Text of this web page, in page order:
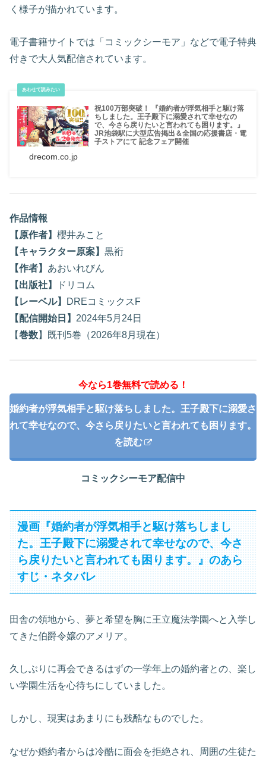
く様子が描かれています。
電子書籍サイトでは「コミックシーモア」などで電子特典
付きで大人気配信されています。
祝100万部突破！ 『婚約者が浮気相手と駆け落
ちしました。王子殿下に溺愛されて幸せなの
で、今さら戻りたいと言われても困ります。』
JR池袋駅に大型広告掲出＆全国の応援書店・電
子ストアにて 記念フェア開催
drecom.co.jp
作品情報
【原作者】 櫻井みこと
【キャラクター原案】 黒裄
【作者】 あおいれびん
【出版社】
ドリコム
【レーベル】
DREコミックスF
【配信開始日】 2024年5月24日
【巻数】既刊5巻（2026年8月現在）
今なら1巻無料で読める！
婚約者が浮気相手と駆け落ちしました。王子殿下に溺愛さ
れて幸せなので、今さら戻りたいと言われても困ります。
を読む
コミックシーモア配信中
漫画『婚約者が浮気相手と駆け落ちしまし
た。王子殿下に溺愛されて幸せなので、今さ
ら戻りたいと言われても困ります。』のあら
すじ・ネタバレ
田舎の領地から、夢と希望を胸に王立魔法学園へと入学し
てきた伯爵令嬢のアメリア。
久しぶりに再会できるはずの一学年上の婚約者との、楽し
い学園生活を心待ちにしていました。
しかし、現実はあまりにも残酷なものでした。
なぜか婚約者からは冷酷に面会を拒絶され、周囲の生徒た